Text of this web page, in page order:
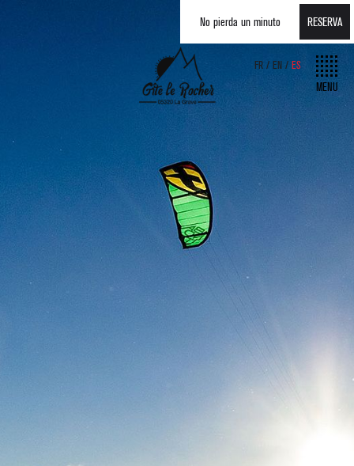
MENU
No pierda un minuto RESERVA
FR EN ES